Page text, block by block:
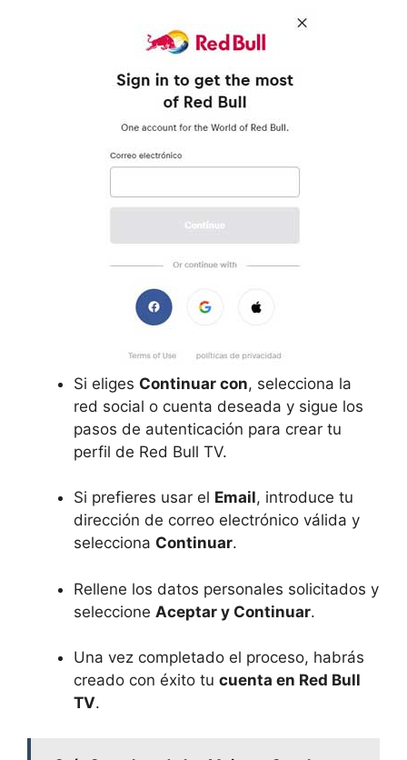
Si eliges Continuar con, selecciona la
red social o cuenta deseada y sigue los
pasos de autenticación para crear tu
perfil de Red Bull TV.
Si prefieres usar el Email, introduce tu
dirección de correo electrónico válida y
selecciona Continuar.
Rellene los datos personales solicitados y
seleccione Aceptar y Continuar.
Una vez completado el proceso, habrás
creado con éxito tu cuenta en Red Bull
TV.